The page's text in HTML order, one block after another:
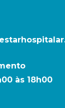
às 18h00